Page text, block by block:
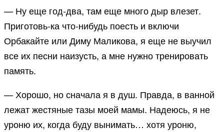
— Ну еще год-два, там еще много дыр влезет.
Приготовь-ка что-нибудь поесть и включи
Орбакайте или Диму Маликова, я еще не выучил
все их песни наизусть, а мне нужно тренировать
память.
— Хорошо, но сначала я в душ. Правда, в ванной
лежат жестяные тазы моей мамы. Надеюсь, я не
уроню их, когда буду вынимать… хотя уроню,